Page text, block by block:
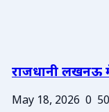
राजधानी लखनऊ
May 18, 2026 0 50